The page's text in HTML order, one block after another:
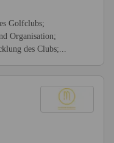
Golfclubs;
Organisation;
des Clubs;...